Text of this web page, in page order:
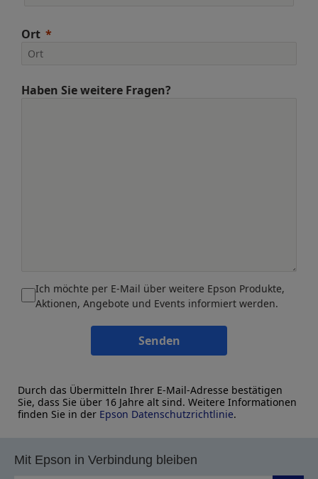
Ort
Haben Sie weitere Fragen?
Ich möchte per E-Mail über weitere Epson Produkte,
Aktionen, Angebote und Events informiert werden.
Senden
Durch das Übermitteln Ihrer E-Mail-Adresse bestätigen
Sie, dass Sie über 16 Jahre alt sind. Weitere Informationen
finden Sie in der Epson Datenschutzrichtlinie.
Mit Epson in Verbindung bleiben